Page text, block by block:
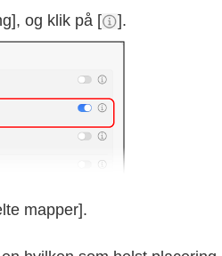
og klik på [ ].
mapper].